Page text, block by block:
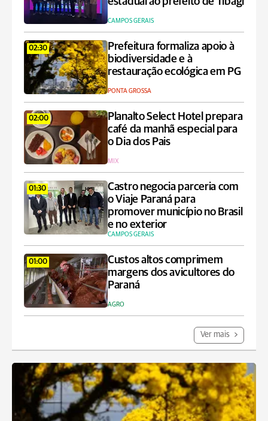
CAMPOS GERAIS
02:30
Prefeitura formaliza apoio à
biodiversidade e à
restauração ecológica em PG
PONTA GROSSA
02:00
Planalto Select Hotel prepara
café da manhã especial para
o Dia dos Pais
MIX
01:30
Castro negocia parceria com
o Viaje Paraná para
promover município no Brasil
e no exterior
CAMPOS GERAIS
01:00
Custos altos comprimem
margens dos avicultores do
Paraná
AGRO
Ver mais